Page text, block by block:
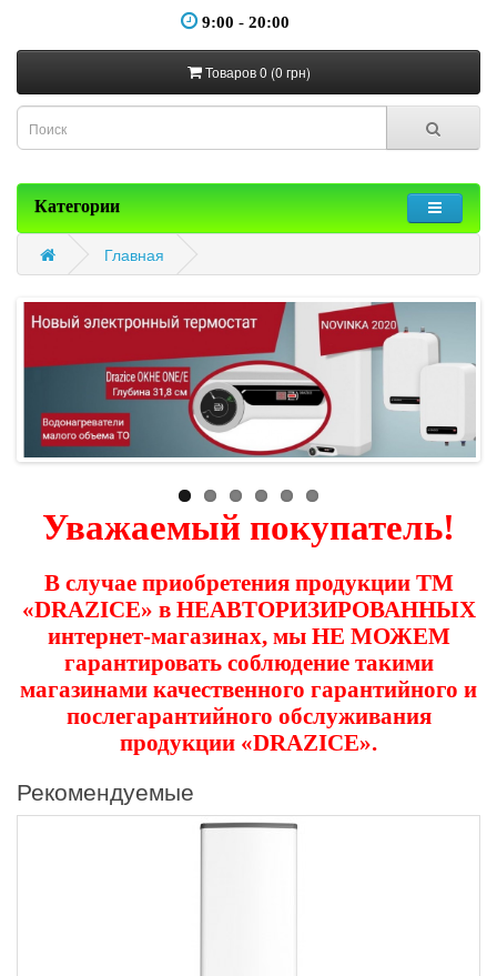
9:00 - 20:00
Товаров 0 (0 грн)
Категории
Главная
Уважаемый покупатель!
В случае приобретения продукции ТМ
«DRAZICE» в НЕАВТОРИЗИРОВАННЫХ
интернет-магазинах, мы НЕ МОЖЕМ
гарантировать соблюдение такими
магазинами качественного гарантийного и
послегарантийного обслуживания
продукции «DRAZICE».
Рекомендуемые